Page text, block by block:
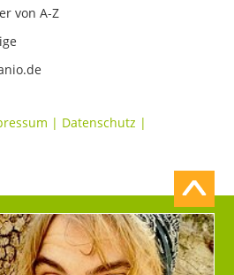
von A-Z
| Datenschutz |